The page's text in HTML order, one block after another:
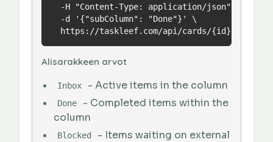
  -H "Content-Type: application/json" \
  -d '{"subColumn": "Done"}' \
  https://taskleef.com/api/cards/{id}
Alisarakkeen arvot
Inbox - Active items in the column
Done
- Completed items within the
column
Blocked
- Items waiting on external